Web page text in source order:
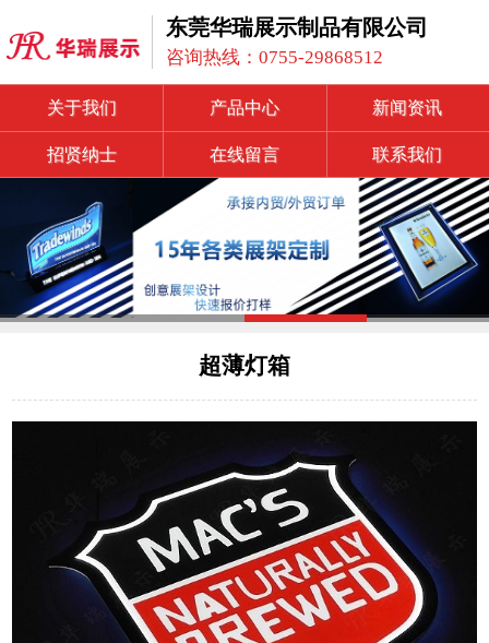
东莞华瑞展示制品有限公司
咨询热线：0755-29868512
关于我们 产品中心 新闻资讯
招贤纳士 在线留言 联系我们
超薄灯箱